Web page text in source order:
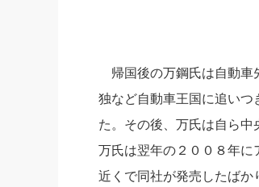
帰国後の万鋼氏は自動車
独など自動車王国に追いつ
た。その後、万氏は自ら中
万氏は翌年の２００８年
近くで同社が発売したば